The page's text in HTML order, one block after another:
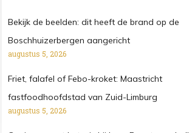
Bekijk de beelden: dit heeft de brand op de
Boschhuizerbergen aangericht
augustus 5, 2026
Friet, falafel of Febo-kroket: Maastricht
fastfoodhoofdstad van Zuid-Limburg
augustus 5, 2026